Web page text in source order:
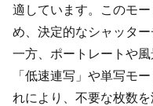
適しています。このモ
め、決定的なシャッタ
一方、ポートレートや
「低速連写」や単写モ
れにより、不要な枚数